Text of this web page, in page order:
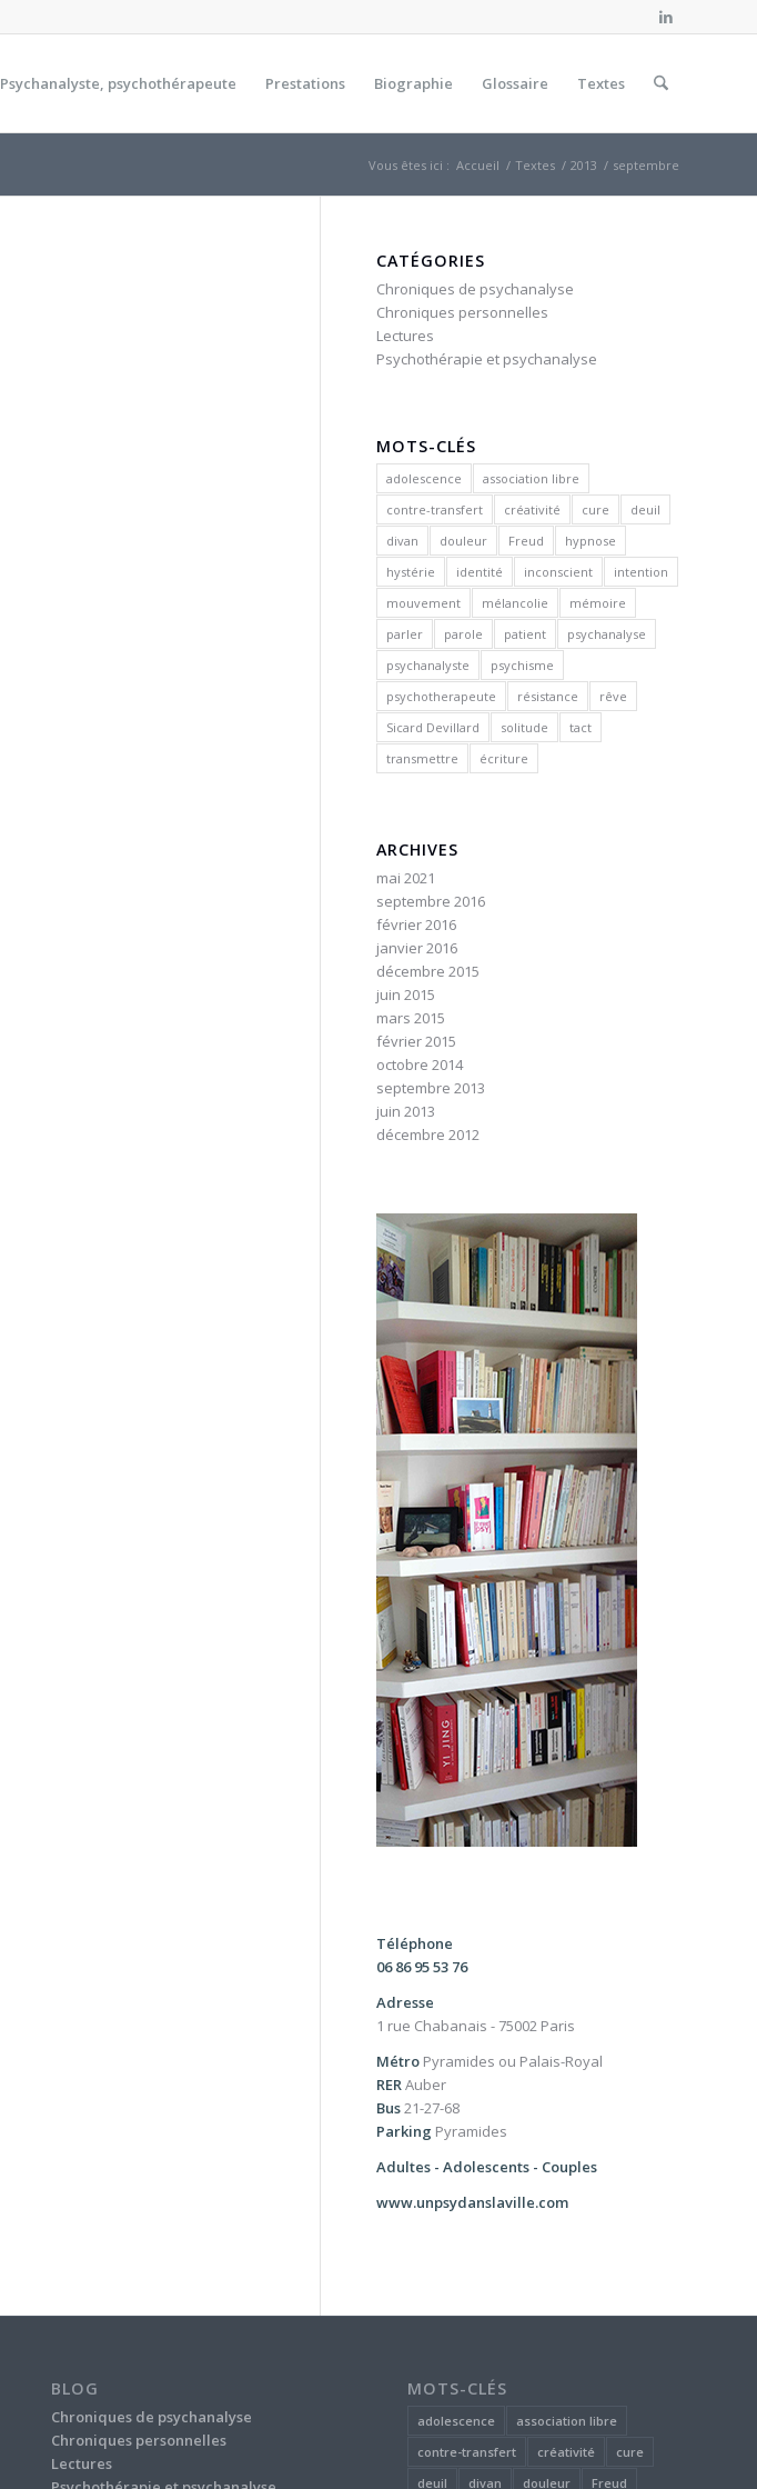
Psychanalyste, psychothérapeute Prestations Biographie Glossaire Textes
Vous êtes ici : Accueil / Textes / 2013 / septembre
CATÉGORIES
Chroniques de psychanalyse
Chroniques personnelles
Lectures
Psychothérapie et psychanalyse
MOTS-CLÉS
adolescence
association libre
contre-transfert
créativité cure
deuil
divan
douleur Freud
hypnose
hystérie
identité inconscient
intention
mouvement
mélancolie
mémoire
parler
parole patient
psychanalyse
psychanalyste
psychisme
psychotherapeute
résistance
rêve
Sicard Devillard
solitude
tact
transmettre
écriture
ARCHIVES
mai 2021
septembre 2016
février 2016
janvier 2016
décembre 2015
juin 2015
mars 2015
février 2015
octobre 2014
septembre 2013
juin 2013
décembre 2012
Téléphone
06 86 95 53 76
Adresse
1 rue Chabanais - 75002 Paris
Métro Pyramides ou Palais-Royal
RERAuber
Bus21-27-68
Parking Pyramides
Adultes - Adolescents - Couples
www.unpsydanslaville.com
BLOG
Chroniques de psychanalyse
Chroniques personnelles
Lectures
MOTS-CLÉS
adolescence
association libre
contre-transfert
créativité
cure
deuil
divan douleur Freud